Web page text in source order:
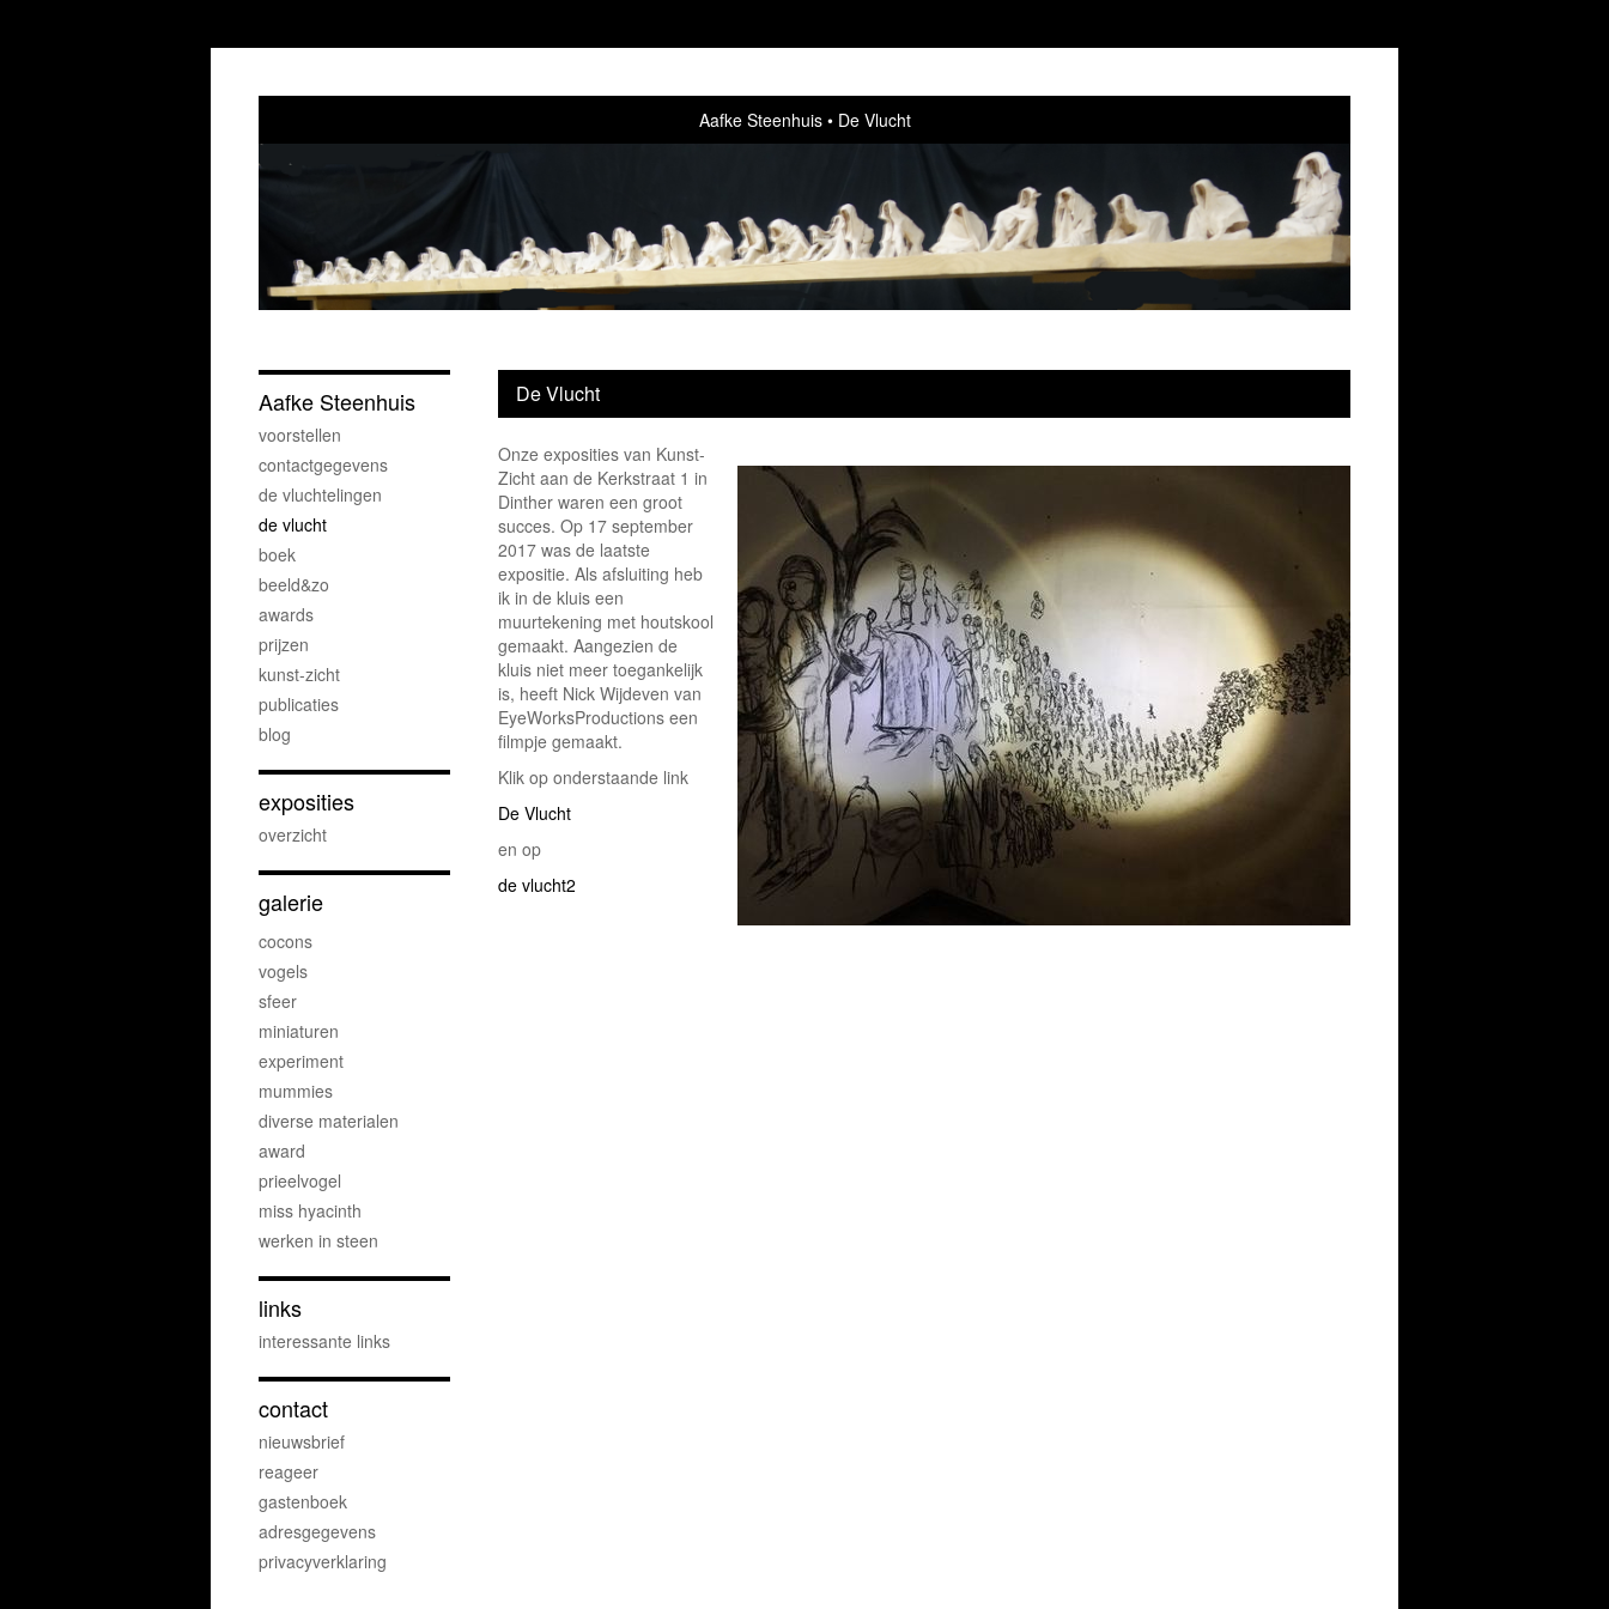
Aafke Steenhuis De Vlucht
De Vlucht
Onze exposities van Kunst-
Zicht aan de Kerkstraat 1 in
Dinther waren een groot
succes. Op 17 september
2017 was de laatste
expositie. Als afsluiting heb
ik in de kluis een
muurtekening met houtskool
gemaakt. Aangezien de
kluis niet meer toegankelijk
is, heeft Nick Wijdeven van
EyeWorksProductions een
filmpje gemaakt.
Klik op onderstaande link
De Vlucht
en op
de vlucht2
Aafke Steenhuis
voorstellen
contactgegevens
de vluchtelingen
de vlucht
boek
beeld&zo
awards
prijzen
kunst-zicht
publicaties
blog
exposities
overzicht
galerie
cocons
vogels
sfeer
miniaturen
experiment
mummies
diverse materialen
award
prieelvogel
miss hyacinth
werken in steen
links
interessante links
contact
nieuwsbrief
reageer
gastenboek
adresgegevens
privacyverklaring